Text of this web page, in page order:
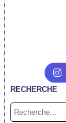
RECHERCHE